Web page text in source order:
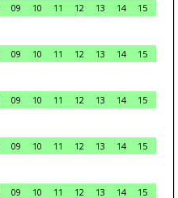
09 10 11 12 13 14
15
09 10 11 12 13 14
15
09 10 11 12 13 14
15
09 10 11 12 13 14
15
09 10 11 12 13 14
15